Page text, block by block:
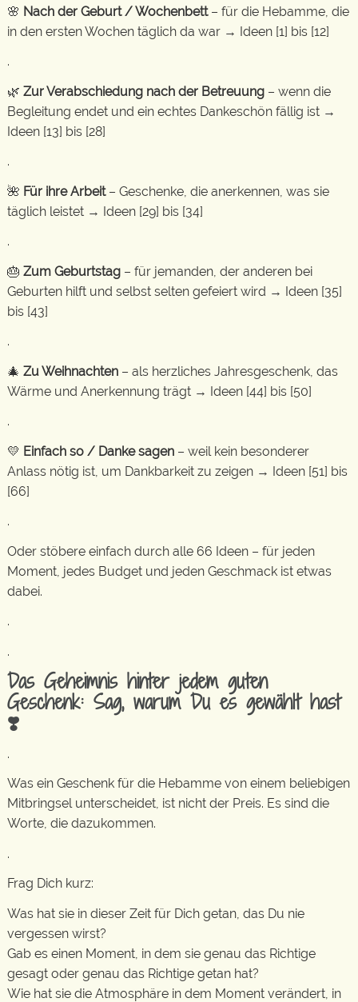
🌸 Nach der Geburt / Wochenbett– für die Hebamme, die
in den ersten Wochen täglich da war → Ideen [1] bis [12]
.
🌿 Zur Verabschiedung nach der Betreuung – wenn die
Begleitung endet und ein echtes Dankeschön fällig ist →
Ideen [13] bis [28]
.
🌺 Für ihre Arbeit– Geschenke, die anerkennen, was sie
täglich leistet → Ideen [29] bis [34]
.
🎂 Zum Geburtstag – für jemanden, der anderen bei
Geburten hilft und selbst selten gefeiert wird → Ideen [35]
bis [43]
.
🎄 Zu Weihnachten – als herzliches Jahresgeschenk, das
Wärme und Anerkennung trägt → Ideen [44] bis [50]
.
💛 Einfach so / Danke sagen – weil kein besonderer
Anlass nötig ist, um Dankbarkeit zu zeigen → Ideen [51] bis
[66]
.
Oder stöbere einfach durch alle 66 Ideen – für jeden
Moment, jedes Budget und jeden Geschmack ist etwas
dabei.
.
.
Das Geheimnis hinter jedem guten
Geschenk: Sag, warum Du es gewählt hast
❣️
.
Was ein Geschenk für die Hebamme von einem beliebigen
Mitbringsel unterscheidet, ist nicht der Preis. Es sind die
Worte, die dazukommen.
.
Frag Dich kurz:
Was hat sie in dieser Zeit für Dich getan, das Du nie
vergessen wirst?
Gab es einen Moment, in dem sie genau das Richtige
gesagt oder genau das Richtige getan hat?
Wie hat sie die Atmosphäre in dem Moment verändert, in